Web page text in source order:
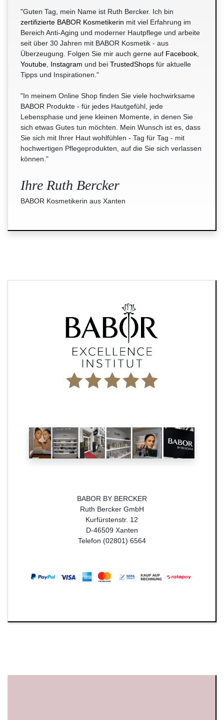
"Guten Tag, mein Name ist Ruth Bercker. Ich bin
zertifizierte BABOR Kosmetikerin mit viel Erfahrung im
Bereich Anti-Aging und moderner Hautpflege und arbeite
seit über 30 Jahren mit BABOR Kosmetik - aus
Überzeugung. Folgen Sie mir auch gerne auf Facebook
Youtube Instagram und bei TrustedShops für aktuelle
Tipps und Inspirationen."
"In meinem Online Shop finden Sie viele hochwirksame
BABOR Produkte - für jedes Hautgefühl, jede
Lebensphase und jene kleinen Momente, in denen Sie
sich etwas Gutes tun möchten. Mein Wunsch ist es, dass
Sie sich mit Ihrer Haut wohlfühlen - Tag für Tag - mit
hochwertigen Pflegeprodukten, auf die Sie sich verlassen
können."
Ihre Ruth Bercker
BABOR Kosmetikerin aus Xanten
BABOR BY BERCKER
Ruth Bercker GmbH
Kurfürstenstr. 12
D-46509 Xanten
Telefon (02801) 6564